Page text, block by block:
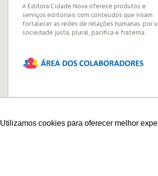
Utilizamos cookies para oferecer melhor
A Editora Cidade Nova oferece produtos e
serviços editoriais com conteúdos que visam
fortalecer as redes de relações humanas, por
sociedade justa, plural, pacífica e fraterna.
É permitido ao
material